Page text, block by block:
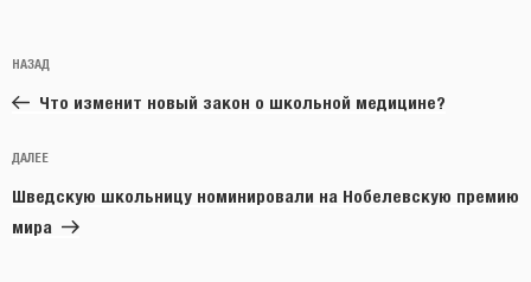
по
записям
Предыдущая
запись:
НАЗАД
Что изменит новый закон о школьной медицине?
Следующая
запись
ДАЛЕЕ
Шведскую школьницу номинировали на Нобелевскую премию
мира